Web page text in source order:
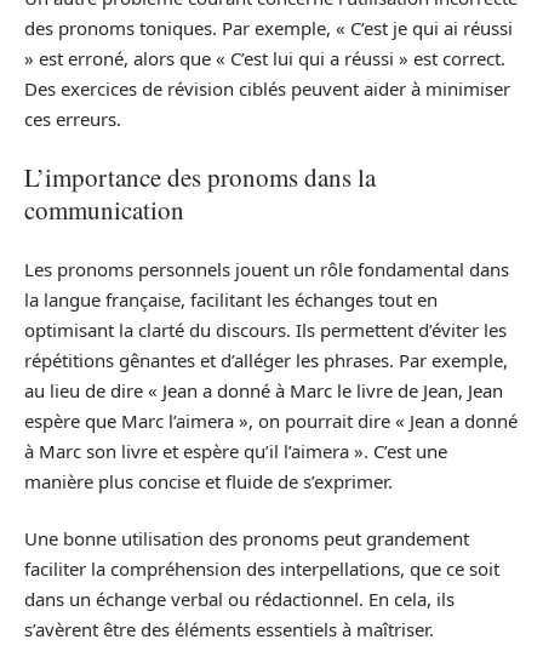
des pronoms toniques. Par exemple, « C’est je qui ai réussi
» est erroné, alors que « C’est lui qui a réussi » est correct.
Des exercices de révision ciblés peuvent aider à minimiser
ces erreurs.
L’importance des pronoms dans la
communication
Les pronoms personnels jouent un rôle fondamental dans
la langue française, facilitant les échanges tout en
optimisant la clarté du discours. Ils permettent d’éviter les
répétitions gênantes et d’alléger les phrases. Par exemple,
au lieu de dire « Jean a donné à Marc le livre de Jean, Jean
espère que Marc l’aimera », on pourrait dire « Jean a donné
à Marc son livre et espère qu’il l’aimera ». C’est une
manière plus concise et fluide de s’exprimer.
Une bonne utilisation des pronoms peut grandement
faciliter la compréhension des interpellations, que ce soit
dans un échange verbal ou rédactionnel. En cela, ils
s’avèrent être des éléments essentiels à maîtriser.